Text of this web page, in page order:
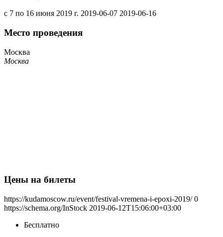
с 7 по 16 июня 2019 г. 2019-06-07 2019-06-16
Место проведения
Москва
Москва
Цены на билеты
https://kudamoscow.ru/event/festival-vremena-i-epoxi-2019/ 0
https://schema.org/InStock 2019-06-12T15:06:00+03:00
Бесплатно